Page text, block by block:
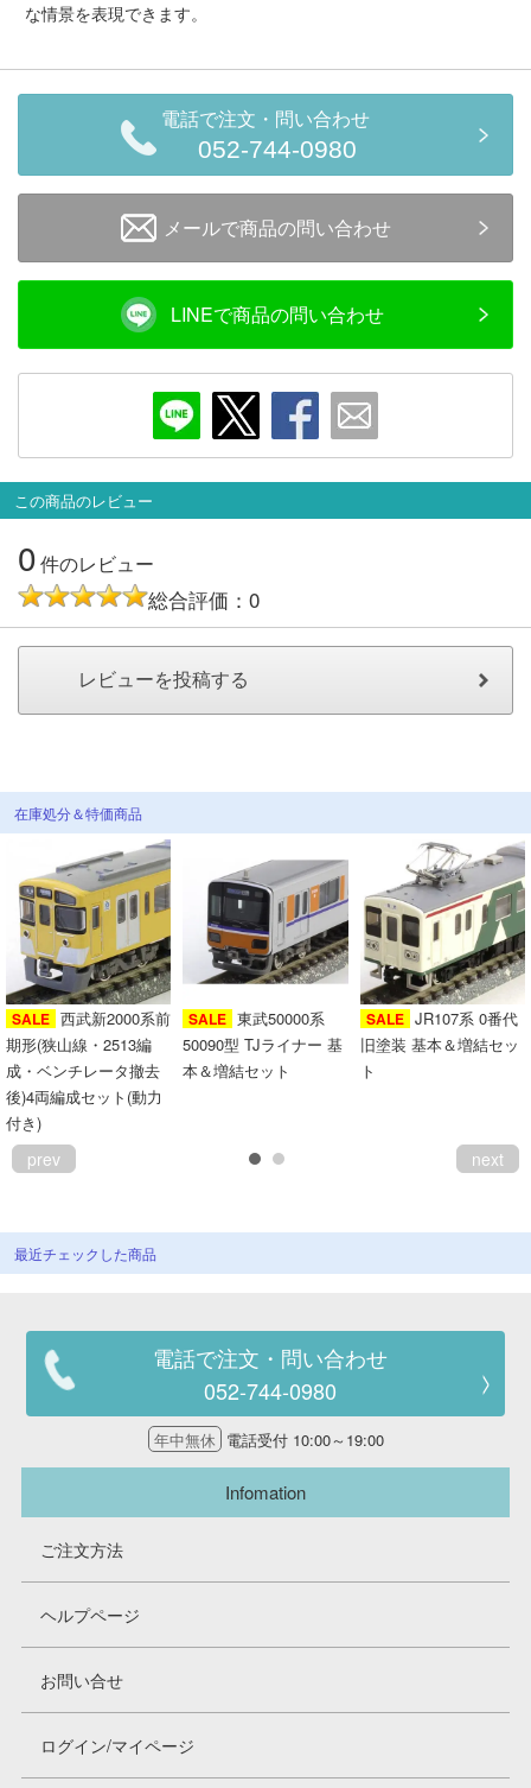
お役立ち情報
鉄道模型の情報 商品レビュー
メルマガ登録 LINEお友達登録
Infomation
お問い合せ
ログイン/マイページ
お気に入りリスト
新規会員登録
会社概要
レビューについて
© 2026 Mid Japan, Inc.
な情景を表現できます。
電話で注文・問い合わせ
052-744-0980
メールで商品の問い合わせ
LINEで商品の問い合わせ
この商品のレビュー
0件のレビュー
総合評価：0
在庫処分＆特価商品
SALE 西武新2000系前
期形(狭山線・2513編
成・ベンチレータ撤去
後)4両編成セット(動力
付き)
SALE 東武50000系
50090型 TJライナー 基
本＆増結セット
SALE JR107系 0番代
旧塗装 基本＆増結セッ
ト
prev next
最近チェックした商品
電話で注文・問い合わせ
052-744-0980
年中無休 電話受付 10:00～19:00
Infomation
ご注文方法
ヘルプページ
お問い合せ
ログイン/マイページ